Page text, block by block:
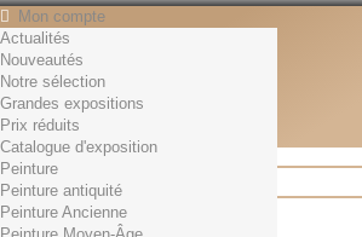
Mon compte
Contact
Français
English
Français
Actualités
Rechercher
Actualités
Nouveautés
Notre sélection
Grandes expositions
Prix réduits
Catalogue d'exposition
Peinture
Peinture antiquité
Peinture Ancienne